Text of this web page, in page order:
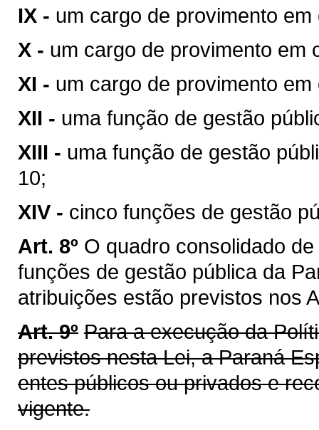
IX - um cargo de provimento
X - um cargo de provimento em
XI - um cargo de provimento
XII - uma função de gestão
XIII - uma função de gestão
10;
XIV - cinco funções de gestão
Art. 8º O quadro consolidado
funções de gestão pública da
atribuições estão previstos nos
Art. 9º Para a execução da
previstos nesta Lei, a Paraná
entes públicos ou privados e
vigente.